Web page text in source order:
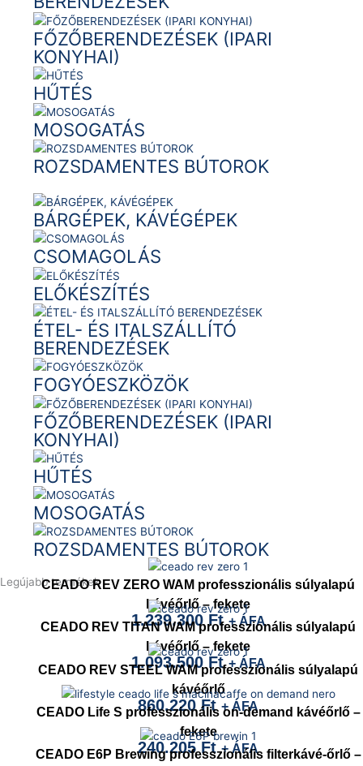
FŐZŐBERENDEZÉSEK (IPARI
KONYHAI)
HŰTÉS
MOSOGATÁS
ROZSDAMENTES BÚTOROK
BÁRGÉPEK, KÁVÉGÉPEK
CSOMAGOLÁS
ELŐKÉSZÍTÉS
ÉTEL- ÉS ITALSZÁLLÍTÓ
BERENDEZÉSEK
FOGYÓESZKÖZÖK
FŐZŐBERENDEZÉSEK (IPARI
KONYHAI)
HŰTÉS
MOSOGATÁS
ROZSDAMENTES BÚTOROK
Legújabb termékek
CEADO REV ZERO WAM professzionális súlyalapú
kávéőrlő – fekete
1.239.300Ft + ÁFA
CEADO REV TITAN WAM professzionális súlyalapú
kávéőrlő – fekete
1.093.500 Ft + ÁFA
CEADO REV STEEL WAM professzionális súlyalapú
kávéőrlő
860.220Ft + ÁFA
CEADO Life S professzionális on-demand kávéőrlő –
fekete
240.205Ft + ÁFA
CEADO E6P Brewing professzionális filterkávé-őrlő –